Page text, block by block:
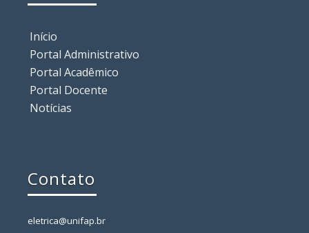
Início
Portal Administrativo
Portal Acadêmico
Portal Docente
Notícias
Contato
eletrica@unifap.br